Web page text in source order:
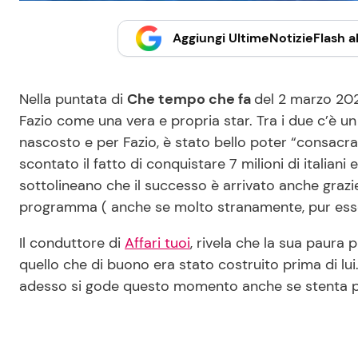
Aggiungi UltimeNotizieFlash
Nella puntata di Che tempo che fa del 2 marzo
Fazio come una vera e propria star. Tra i due c’è
nascosto e per Fazio, è stato bello poter
scontato il fatto di conquistare 7 milioni di italiani
sottolineano che il successo è arrivato anche
programma ( anche se molto stranamente, pur
Il conduttore di Affari tuoi, rivela che la sua paura
quello che di buono era stato costruito prima di
adesso si gode questo momento anche se stenta